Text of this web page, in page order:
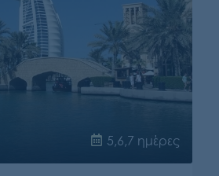
5,6,7 ημέρες